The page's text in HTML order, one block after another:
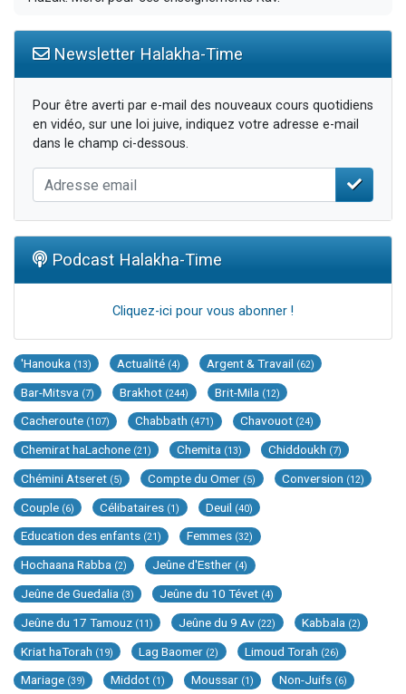
Newsletter Halakha-Time
Pour être averti par e-mail des nouveaux cours quotidiens
en vidéo, sur une loi juive, indiquez votre adresse e-mail
dans le champ ci-dessous.
Podcast Halakha-Time
Cliquez-ici pour vous abonner !
'Hanouka (13) Actualité (4) Argent & Travail (62)
Bar-Mitsva (7) Brakhot (244) Brit-Mila (12)
Cacheroute (107) Chabbath (471) Chavouot (24)
Chemirat haLachone (21) Chemita (13) Chiddoukh (7)
Chémini Atseret (5) Compte du Omer (5) Conversion (12)
Couple (6) Célibataires (1) Deuil (40)
Education des enfants (21) Femmes (32)
Hochaana Rabba (2) Jeûne d'Esther (4)
Jeûne de Guedalia (3) Jeûne du 10 Tévet (4)
Jeûne du 17 Tamouz (11) Jeûne du 9 Av (22) Kabbala (2)
Kriat haTorah (19) Lag Baomer (2) Limoud Torah (26)
Mariage (39) Middot (1) Moussar (1) Non-Juifs (6)